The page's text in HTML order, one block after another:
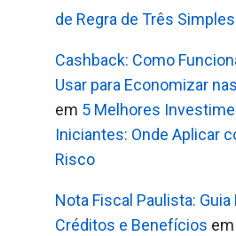
de Regra de Três Simples
Cashback: Como
Usar para Economizar
em 5 Melhores
Iniciantes: Onde Aplicar
Risco
Nota Fiscal Paulista:
Créditos e Benefícios em